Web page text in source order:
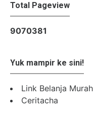
Total Pageview
9070381
Yuk mampir ke sini!
Link Belanja Murah
Ceritacha